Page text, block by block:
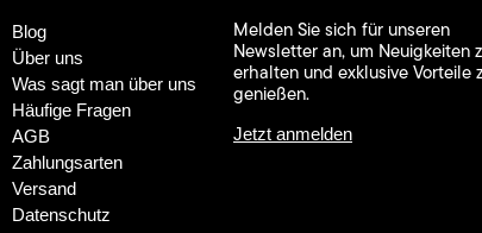
Blog
Über uns
Was sagt man über uns
Häufige Fragen
AGB
Zahlungsarten
Versand
Datenschutz
Melden Sie sich für unseren
Newsletter an, um Neuigkeiten
erhalten und exklusive Vorteile
genießen.
Jetzt anmelden